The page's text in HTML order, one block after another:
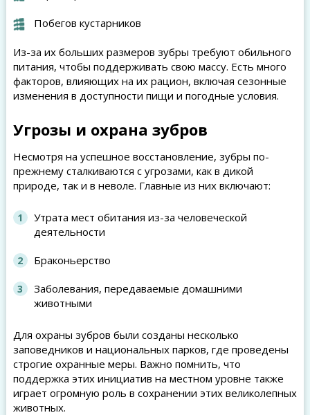
Побегов кустарников
Из-за их больших размеров зубры требуют обильного
питания, чтобы поддерживать свою массу. Есть много
факторов, влияющих на их рацион, включая сезонные
изменения в доступности пищи и погодные условия.
Угрозы и охрана зубров
Несмотря на успешное восстановление, зубры по-
прежнему сталкиваются с угрозами, как в дикой
природе, так и в неволе. Главные из них включают:
Утрата мест обитания из-за человеческой
деятельности
Браконьерство
Заболевания, передаваемые домашними
животными
Для охраны зубров были созданы несколько
заповедников и национальных парков, где проведены
строгие охранные меры. Важно помнить, что
поддержка этих инициатив на местном уровне также
играет огромную роль в сохранении этих великолепных
животных.